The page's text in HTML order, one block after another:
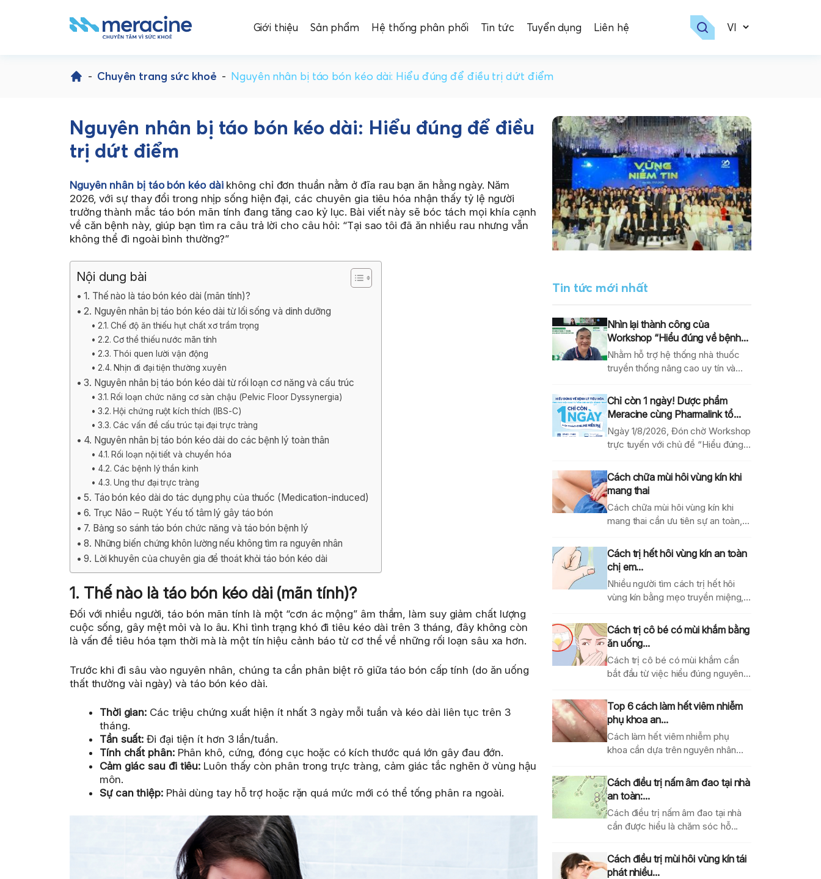
Giới thiệu Sản phẩm Hệ thống phân phối Tin tức Tuyển dụng Liên hệ
- Chuyên trang sức khoẻ - Nguyên nhân bị táo bón kéo dài: Hiểu đúng để điều trị dứt điểm
Nguyên nhân bị táo bón kéo dài: Hiểu đúng để điều
trị dứt điểm
Nguyên nhân bị táo bón kéo dàikhông chỉ đơn thuần nằm ở đĩa rau bạn ăn hằng ngày. Năm
2026, với sự thay đổi trong nhịp sống hiện đại, các chuyên gia tiêu hóa nhận thấy tỷ lệ người
trưởng thành mắc táo bón mãn tính đang tăng cao kỷ lục. Bài viết này sẽ bóc tách mọi khía cạnh
về căn bệnh này, giúp bạn tìm ra câu trả lời cho câu hỏi: “Tại sao tôi đã ăn nhiều rau nhưng vẫn
không thể đi ngoài bình thường?”
Nội dung bài
1. Thế nào là táo bón kéo dài (mãn tính)?
2. Nguyên nhân bị táo bón kéo dài từ lối sống và dinh dưỡng
2.1. Chế độ ăn thiếu hụt chất xơ trầm trọng
2.2. Cơ thể thiếu nước mãn tính
2.3. Thói quen lười vận động
2.4. Nhịn đi đại tiện thường xuyên
3. Nguyên nhân bị táo bón kéo dài từ rối loạn cơ năng và cấu trúc
3.1. Rối loạn chức năng cơ sàn chậu (Pelvic Floor Dyssynergia)
3.2. Hội chứng ruột kích thích (IBS-C)
3.3. Các vấn đề cấu trúc tại đại trực tràng
4. Nguyên nhân bị táo bón kéo dài do các bệnh lý toàn thân
4.1. Rối loạn nội tiết và chuyển hóa
4.2. Các bệnh lý thần kinh
4.3. Ung thư đại trực tràng
5. Táo bón kéo dài do tác dụng phụ của thuốc (Medication-induced)
6. Trục Não – Ruột: Yếu tố tâm lý gây táo bón
7. Bảng so sánh táo bón chức năng và táo bón bệnh lý
8. Những biến chứng khôn lường nếu không tìm ra nguyên nhân
9. Lời khuyên của chuyên gia để thoát khỏi táo bón kéo dài
1. Thế nào là táo bón kéo dài (mãn tính)?
Đối với nhiều người, táo bón mãn tính là một “cơn ác mộng” âm thầm, làm suy giảm chất lượng
cuộc sống, gây mệt mỏi và lo âu. Khi tình trạng khó đi tiêu kéo dài trên 3 tháng, đây không còn
là vấn đề tiêu hóa tạm thời mà là một tín hiệu cảnh báo từ cơ thể về những rối loạn sâu xa hơn.
Trước khi đi sâu vào nguyên nhân, chúng ta cần phân biệt rõ giữa táo bón cấp tính (do ăn uống
thất thường vài ngày) và táo bón kéo dài.
Thời gian: Các triệu chứng xuất hiện ít nhất 3 ngày mỗi tuần và kéo dài liên tục trên 3
tháng.
Tần suất: Đi đại tiện ít hơn 3 lần/tuần.
Tính chất phân:Phân khô, cứng, đóng cục hoặc có kích thước quá lớn gây đau đớn.
Cảm giác sau đi tiêu: Luôn thấy còn phân trong trực tràng, cảm giác tắc nghẽn ở vùng hậu
môn.
Sự can thiệp:Phải dùng tay hỗ trợ hoặc rặn quá mức mới có thể tống phân ra ngoài.
Tin tức mới nhất
Nhìn lại thành công của
Workshop “Hiểu đúng về bệnh...
Nhằm hỗ trợ hệ thống nhà thuốc
truyền thống nâng cao uy tín và
Chỉ còn 1 ngày! Dược phẩm
Meracine cùng Pharmalink tổ...
Ngày 1/8/2026, Đón chờ Workshop
trực tuyến với chủ đề “Hiểu đúng
Cách chữa mùi hôi vùng kín khi
mang thai
Cách chữa mùi hôi vùng kín khi
mang thai cần ưu tiên sự an toàn,...
Cách trị hết hôi vùng kín an toàn
chị em...
Nhiều người tìm cách trị hết hôi
vùng kín bằng mẹo truyền miệng,
Cách trị cô bé có mùi khắm bằng
ăn uống...
Cách trị cô bé có mùi khắm cần
bắt đầu từ việc hiểu đúng nguyên...
Top 6 cách làm hết viêm nhiễm
phụ khoa an...
Cách làm hết viêm nhiễm phụ
khoa cần dựa trên nguyên nhân
Cách điều trị nấm âm đao tại nhà
an toàn:...
Cách điều trị nấm âm đao tại nhà
cần được hiểu là chăm sóc hỗ...
Cách điều trị mùi hôi vùng kín tái
phát nhiều...